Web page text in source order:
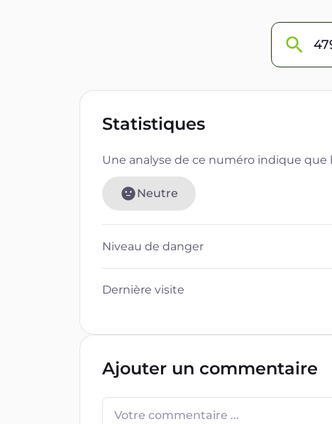
Statistiques
Une analyse de ce numéro indique que
Neutre
Niveau de danger
Dernière visite
Ajouter un commentaire